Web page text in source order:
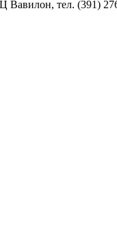
Вавилон, тел. (391)